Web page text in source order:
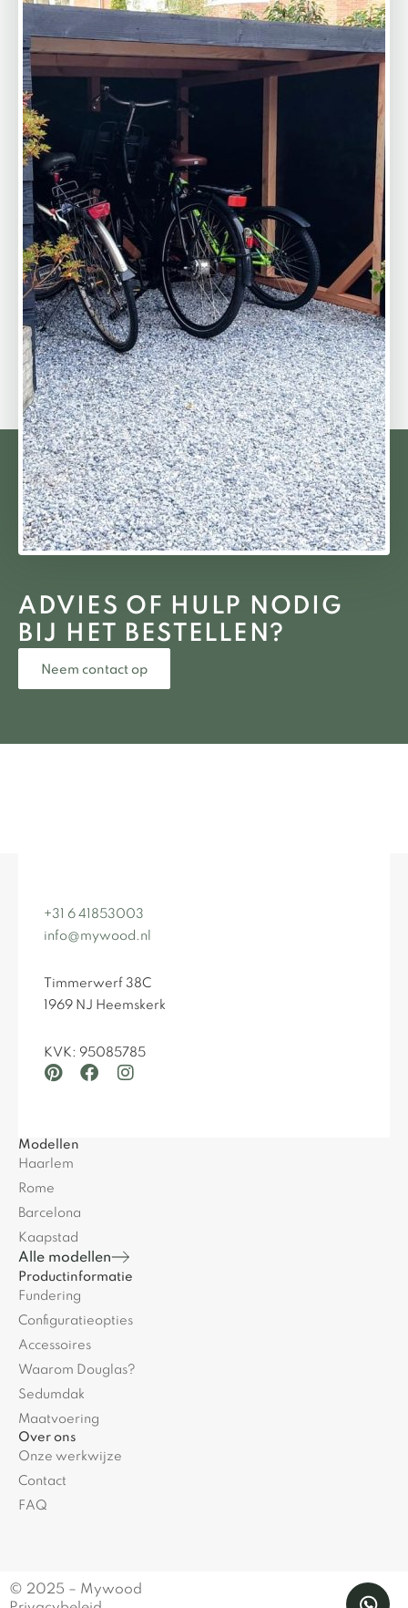
ADVIES OF HULP NODIG
BIJ HET BESTELLEN?
Neem contact op
+31 6 41853003
info@mywood.nl
Timmerwerf 38C
1969 NJ Heemskerk
KVK: 95085785
Modellen
Haarlem
Rome
Barcelona
Kaapstad
Alle modellen
Productinformatie
Fundering
Configuratieopties
Accessoires
Waarom Douglas?
Sedumdak
Maatvoering
Over ons
Onze werkwijze
Contact
FAQ
© 2025 – Mywood